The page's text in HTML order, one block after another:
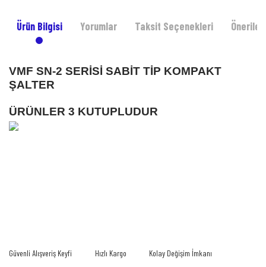
Ürün Bilgisi Yorumlar Taksit Seçenekleri
VMF SN-2 SERİSİ SABİT TİP KOMPAKT
ŞALTER
ÜRÜNLER 3 KUTUPLUDUR
Ürün açıklamasında eksik bilgiler bulunuyor.
Güvenli Alışveriş Keyfi Hızlı Kargo Kolay Değişim İmkanı